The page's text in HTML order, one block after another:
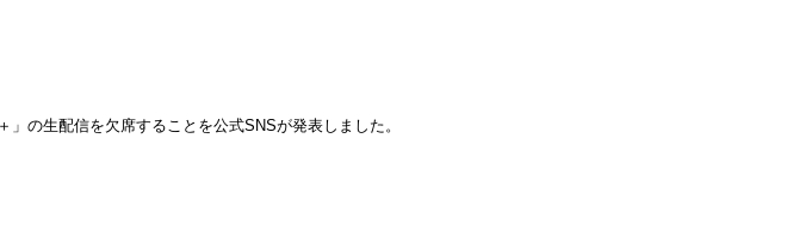
の生配信を欠席することを公式SNSが発表しました。